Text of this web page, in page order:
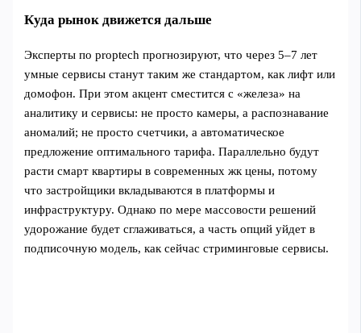
Куда рынок движется дальше
Эксперты по proptech прогнозируют, что через 5–7 лет
умные сервисы станут таким же стандартом, как лифт или
домофон. При этом акцент сместится с «железа» на
аналитику и сервисы: не просто камеры, а распознавание
аномалий; не просто счетчики, а автоматическое
предложение оптимального тарифа. Параллельно будут
расти смарт квартиры в современных жк цены, потому
что застройщики вкладываются в платформы и
инфраструктуру. Однако по мере массовости решений
удорожание будет сглаживаться, а часть опций уйдет в
подписочную модель, как сейчас стриминговые сервисы.